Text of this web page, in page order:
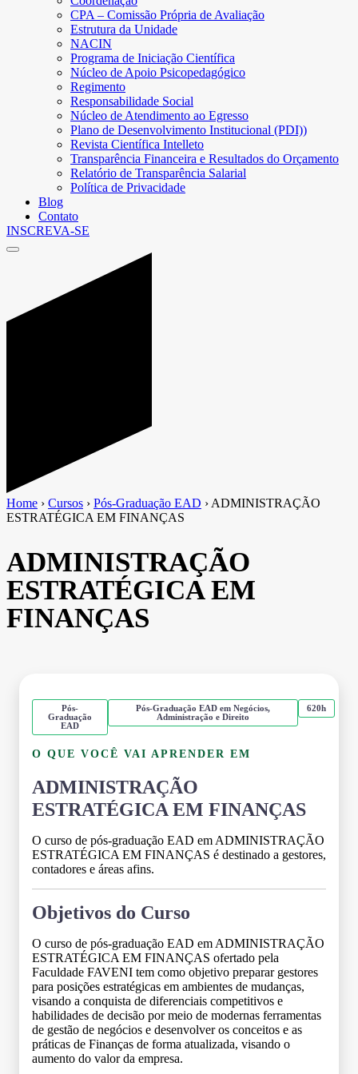
CPA – Comissão Própria de Avaliação
Estrutura da Unidade
NACIN
Programa de Iniciação Científica
Núcleo de Apoio Psicopedagógico
Regimento
Responsabilidade Social
Núcleo de Atendimento ao Egresso
Plano de Desenvolvimento Institucional (PDI))
Revista Científica Intelleto
Transparência Financeira e Resultados do Orçamento
Relatório de Transparência Salarial
Política de Privacidade
Blog
Contato
INSCREVA-SE
Home › Cursos › Pós-Graduação EAD › ADMINISTRAÇÃO
ESTRATÉGICA EM FINANÇAS
ADMINISTRAÇÃO
ESTRATÉGICA EM
FINANÇAS
Pós-
Graduação
EAD
Pós-Graduação EAD em Negócios,
Administração e Direito
620h
O QUE VOCÊ VAI APRENDER EM
ADMINISTRAÇÃO
ESTRATÉGICA EM FINANÇAS
O curso de pós-graduação EAD em ADMINISTRAÇÃO
ESTRATÉGICA EM FINANÇAS é destinado a gestores,
contadores e áreas afins.
Objetivos do Curso
O curso de pós-graduação EAD em ADMINISTRAÇÃO
ESTRATÉGICA EM FINANÇAS ofertado pela
Faculdade FAVENI tem como objetivo preparar gestores
para posições estratégicas em ambientes de mudanças,
visando a conquista de diferenciais competitivos e
habilidades de decisão por meio de modernas ferramentas
de gestão de negócios e desenvolver os conceitos e as
práticas de Finanças de forma atualizada, visando o
aumento do valor da empresa.